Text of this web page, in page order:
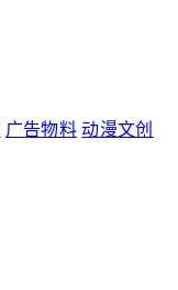
广告物料 动漫文创